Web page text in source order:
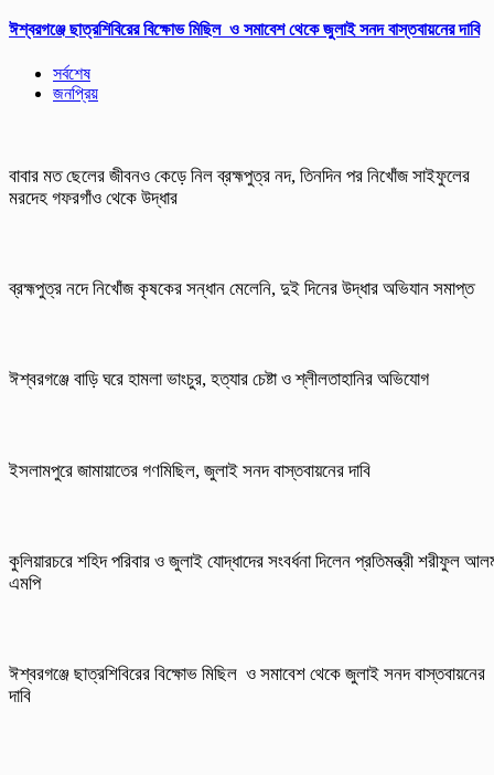
ঈশ্বরগঞ্জে ছাত্রশিবিরের বিক্ষোভ মিছিল ও সমাবেশ থেকে জুলাই সনদ বাস্তবায়নের দাবি
সর্বশেষ
জনপ্রিয়
বাবার মত ছেলের জীবনও কেড়ে নিল ব্রহ্মপুত্র নদ, তিনদিন পর নিখোঁজ সাইফুলের
মরদেহ গফরগাঁও থেকে উদ্ধার
ব্রহ্মপুত্র নদে নিখোঁজ কৃষকের সন্ধান মেলেনি, দুই দিনের উদ্ধার অভিযান সমাপ্ত
ঈশ্বরগঞ্জে বাড়ি ঘরে হামলা ভাংচুর, হত্যার চেষ্টা ও শ্লীলতাহানির অভিযোগ
ইসলামপুরে জামায়াতের গণমিছিল, জুলাই সনদ বাস্তবায়নের দাবি
কুলিয়ারচরে শহিদ পরিবার ও জুলাই যোদ্ধাদের সংবর্ধনা দিলেন প্রতিমন্ত্রী শরীফুল
এমপি
ঈশ্বরগঞ্জে ছাত্রশিবিরের বিক্ষোভ মিছিল ও সমাবেশ থেকে জুলাই সনদ বাস্তবায়নের
দাবি